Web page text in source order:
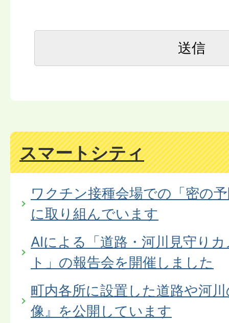
スマートシティ
ワクチン接種会場での「密の
に取り組んでいます
AIによる「道路・河川見守り
ト」の報告会を開催しました
町内各所に設置した道路や河
像』を公開しています